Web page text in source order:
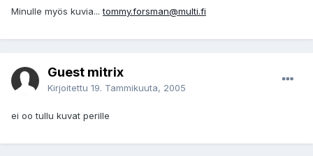
Minulle myös kuvia...tommy.forsman@multi.fi
Guest mitrix
Kirjoitettu 19. Tammikuuta, 2005
ei oo tullu kuvat perille